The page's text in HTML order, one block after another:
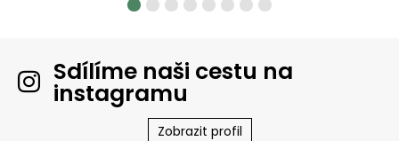
Sdílíme naši cestu na
instagramu
Zobrazit profil